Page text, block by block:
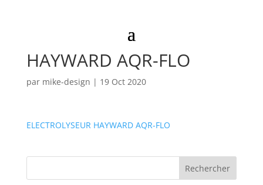
ELECTROLYSEUR
HAYWARD AQR-FLO
par mike-design | 19 Oct 2020
ELECTROLYSEUR HAYWARD AQR-FLO